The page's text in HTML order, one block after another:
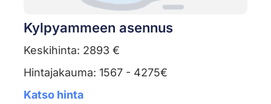
Kylpyammeen asennus
Keskihinta: 2893 €
Hintajakauma: 1567 - 4275€
Katso hinta